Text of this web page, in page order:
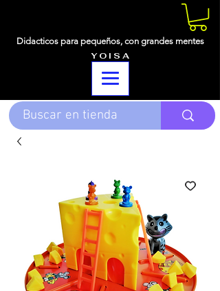
Didacticos para pequeños, con grandes mentes
Y O I S A